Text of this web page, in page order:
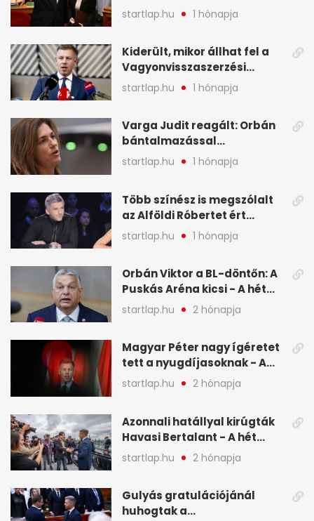
legfontosabb hírei
képekben
startlap.hu 1 hónapja
Kiderült, mikor állhat fel a
Vagyonvisszaszerzési
Hivatal - A hét legfontosabb
hírei képekben
startlap.hu 1 hónapja
Varga Judit reagált: Orbán
bántalmazással
kapcsolatban emlegette - A
hét legfontosabb hírei
startlap.hu 1 hónapja
Több színész is megszólalt
az Alföldi Róbertet ért
vádakról - A hét
legfontosabb hírei
startlap.hu 1 hónapja
Orbán Viktor a BL-döntőn: A
Puskás Aréna kicsi - A hét
legfontosabb hírei képeken
startlap.hu 2 hónapja
Magyar Péter nagy ígéretet
tett a nyugdíjasoknak - A
hét legfontosabb hírei
képekben
startlap.hu 2 hónapja
Azonnali hatállyal kirúgták
Havasi Bertalant - A hét
legfontosabb hírei
képekben
startlap.hu 2 hónapja
Gulyás gratulációjánál
huhogtak a